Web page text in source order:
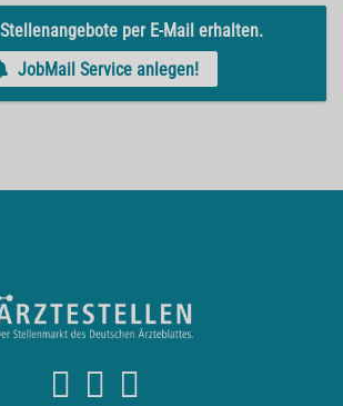
per E-Mail erhalten.
JobMail Service anlegen!